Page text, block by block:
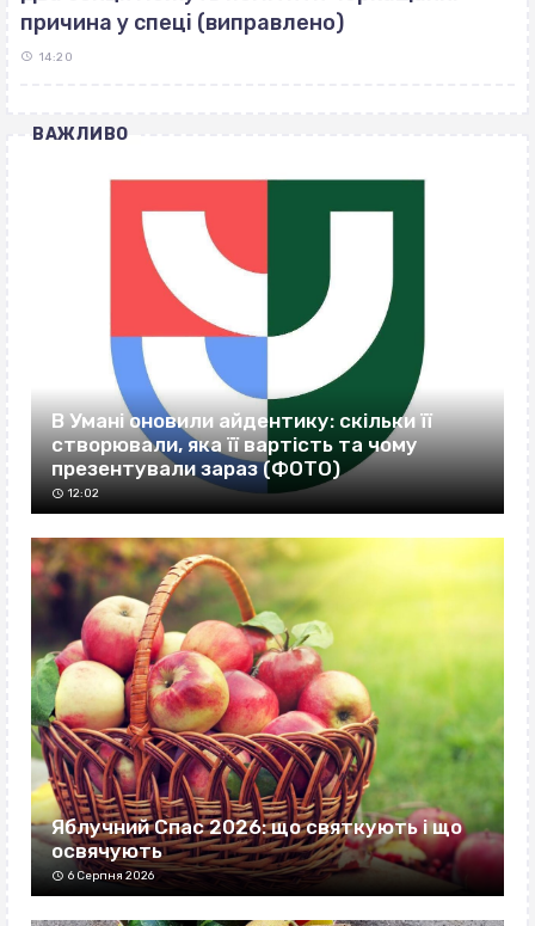
причина у спеці (виправлено)
14:20
ВАЖЛИВО
В Умані оновили айдентику: скільки її
створювали, яка її вартість та чому
презентували зараз (ФОТО)
12:02
Яблучний Спас 2026: що святкують і що
освячують
6 Серпня 2026